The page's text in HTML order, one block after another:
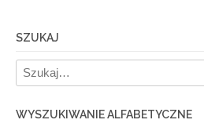
SZUKAJ
WYSZUKIWANIE ALFABETYCZNE